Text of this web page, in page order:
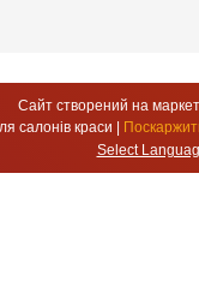
Сайт створений на
Select